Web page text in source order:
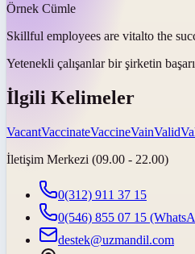
Örnek Cümle
Skillful employees are vitalto the
Yetenekli çalışanlar bir şirketin
İlgili Kelimeler
VacantVaccinateVaccineVainValid
İletişim Merkezi (09.00 - 22.00)
0(312) 911 37 15
0(546) 855 07 15
destek@uzmandil.com